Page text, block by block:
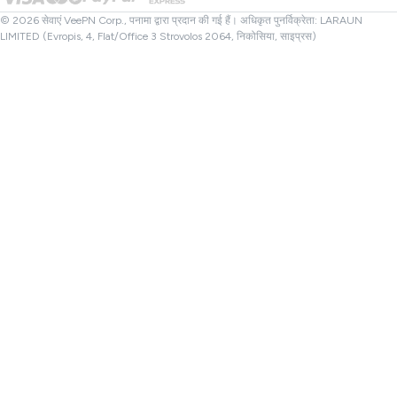
तुर्की वीपीएन
© 2026 सेवाएं VeePN Corp., पनामा द्वारा प्रदान की गई हैं। अधिकृत पुनर्विक्रेता: LARAUN
LIMITED (Evropis, 4, Flat/Office 3 Strovolos 2064, निकोसिया, साइप्रस)